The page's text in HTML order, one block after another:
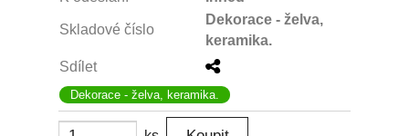
Skladové číslo
Dekorace - želva,
keramika.
Sdílet
Dekorace - želva, keramika.